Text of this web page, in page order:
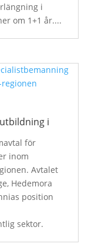
i
om 1+1 år....
i
för
inom
Avtalet
Hedemora
position
sektor.